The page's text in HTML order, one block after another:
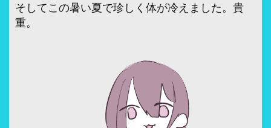
そしてこの暑い夏で珍しく体が冷えました。貴
重。